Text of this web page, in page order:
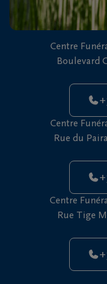
sommes
là pour
24h/24Centre
Boulevard
Centre
Rue du
Centre
Rue Tige